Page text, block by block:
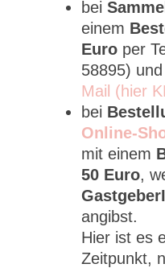
bei
einem
Euro per
58895) und
Mail (hier
bei
Online-
mit einem
50 Euro,
angibst.
Hier ist es
Zeitpunkt,